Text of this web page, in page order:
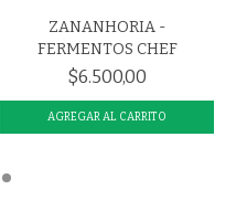
ZANANHORIA -
FERMENTOS CHEF
$6.500,00